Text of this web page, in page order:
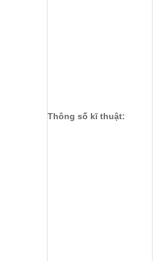
Thông số kĩ thuật: